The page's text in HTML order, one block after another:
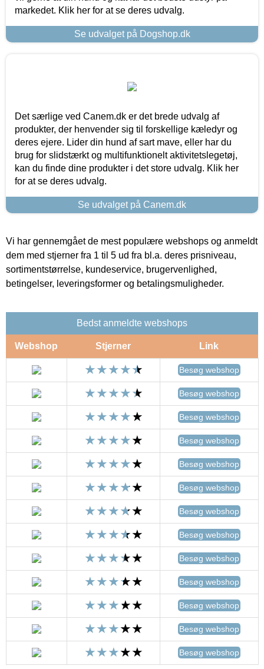
markedet. Klik her for at se deres udvalg.
Se udvalget på Dogshop.dk
Det særlige ved Canem.dk er det brede udvalg af
produkter, der henvender sig til forskellige kæledyr og
deres ejere. Lider din hund af sart mave, eller har du
brug for slidstærkt og multifunktionelt aktivitetslegetøj,
kan du finde dine produkter i det store udvalg. Klik her
for at se deres udvalg.
Se udvalget på Canem.dk
Vi har gennemgået de mest populære webshops og anmeldt
dem med stjerner fra 1 til 5 ud fra bl.a. deres prisniveau,
sortimentstørrelse, kundeservice, brugervenlighed,
betingelser, leveringsformer og betalingsmuligheder.
Bedst anmeldte webshops
Webshop Stjerner Link
Besøg webshop
Besøg webshop
Besøg webshop
Besøg webshop
Besøg webshop
Besøg webshop
Besøg webshop
Besøg webshop
Besøg webshop
Besøg webshop
Besøg webshop
Besøg webshop
Besøg webshop